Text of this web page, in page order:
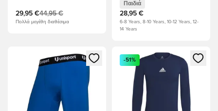
29,95 €44,95 €
Πολλά μεγέθη διαθέσιμα
Παιδιά
28,95 €
6-8 Years, 8-10 Years, 10-12 Years, 12-
14 Years
Ανοίγει ένα Modal για να συνδεθείτε ή να εγγραφείτε ως
Ανοίγει ένα Modal για να
-51%